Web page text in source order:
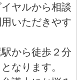
ヤルから相談
いただきやす
から徒歩２分
なります。